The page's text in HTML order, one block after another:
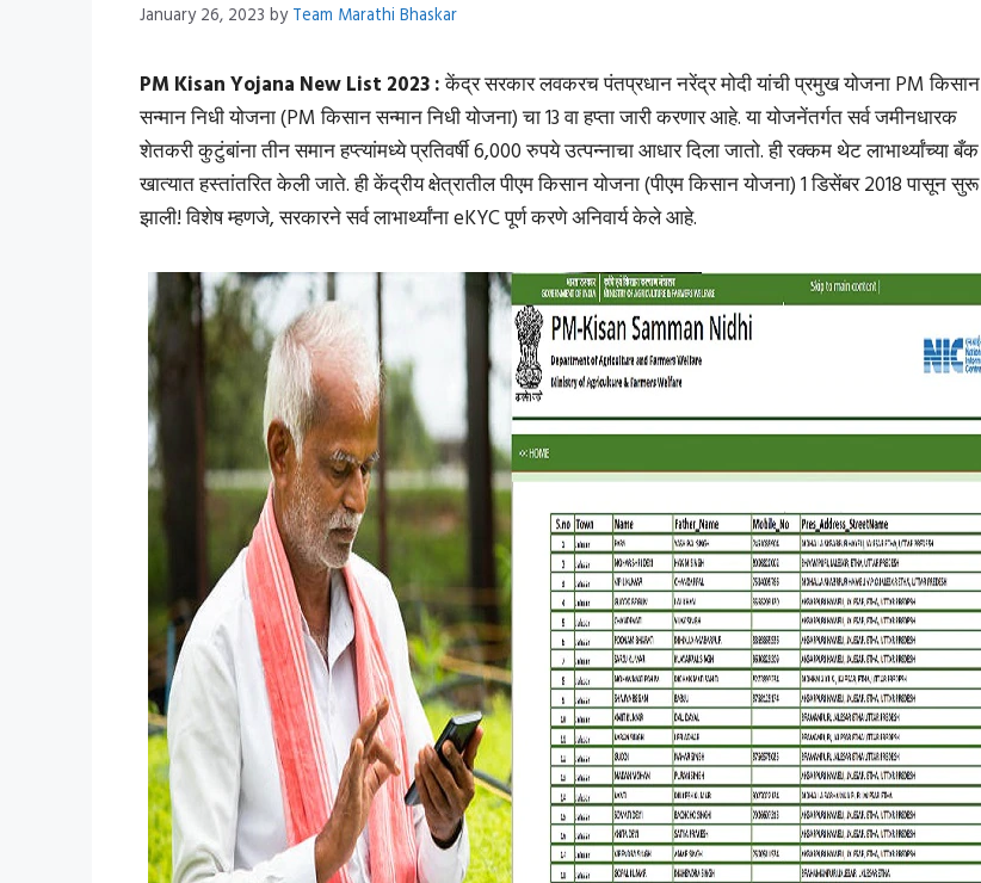
January 26, 2023byTeam Marathi Bhaskar
PM Kisan Yojana New List 2023 :केंद्र सरकार लवकरच पंतप्रधान नरेंद्र मोदी यांची प्रमुख योजना PM किसान
सन्मान निधी योजना (PM किसान सन्मान निधी योजना) चा 13 वा हप्ता जारी करणार आहे. या योजनेंतर्गत सर्व जमीनधारक
शेतकरी कुटुंबांना तीन समान हप्त्यांमध्ये प्रतिवर्षी 6,000 रुपये उत्पन्नाचा आधार दिला जातो. ही रक्कम थेट लाभार्थ्यांच्या बँक
खात्यात हस्तांतरित केली जाते. ही केंद्रीय क्षेत्रातील पीएम किसान योजना (पीएम किसान योजना) 1 डिसेंबर 2018 पासून सुरू
झाली! विशेष म्हणजे, सरकारने सर्व लाभार्थ्यांना eKYC पूर्ण करणे अनिवार्य केले आहे.